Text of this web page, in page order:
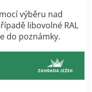
výběru nad
libovolné RAL
do poznámky.